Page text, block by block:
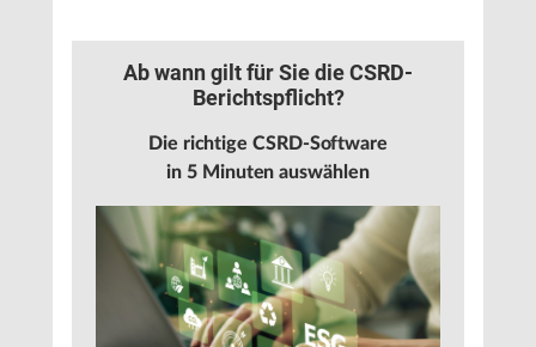
Ab wann gilt für Sie die CSRD-
Berichtspflicht?
Die richtige CSRD-Software
in 5 Minuten auswählen